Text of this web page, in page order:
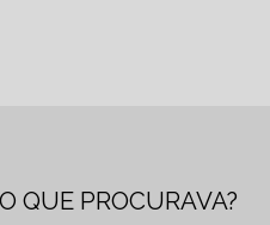
QUE PROCURAVA?